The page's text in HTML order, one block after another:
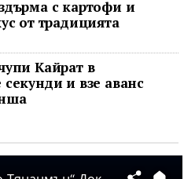
с картофи и
от традицията
Кайрат в
и взе аванс